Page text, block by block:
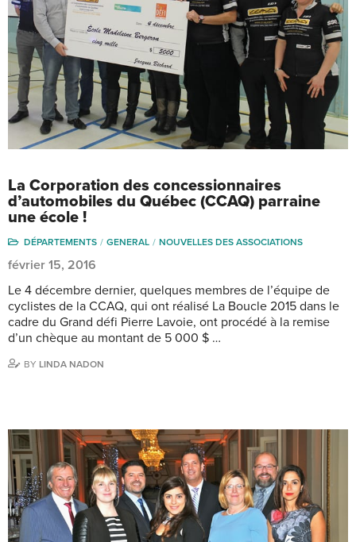
La Corporation des concessionnaires
d’automobiles du Québec (CCAQ) parraine
une école !
DÉPARTEMENTS GENERAL NOUVELLES DES ASSOCIATIONS
février 15, 2016
Le 4 décembre dernier, quelques membres de l’équipe de
cyclistes de la CCAQ, qui ont réalisé La Boucle 2015 dans le
cadre du Grand défi Pierre Lavoie, ont procédé à la remise
d’un chèque au montant de 5 000 $ …
BY LINDA NADON